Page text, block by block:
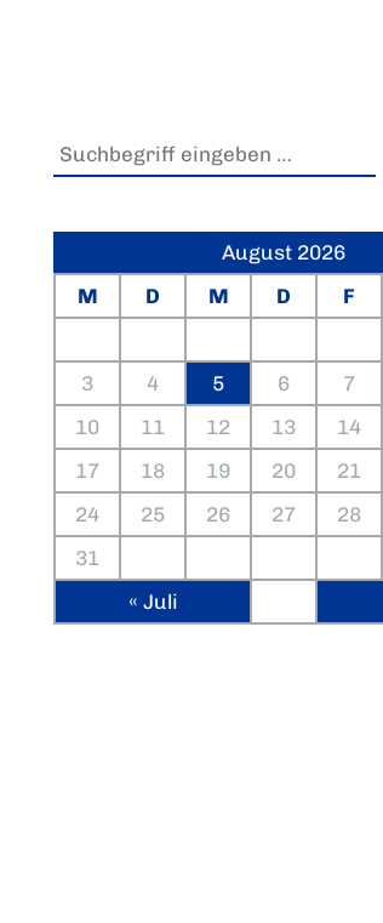
August 2026
M
D M D F
3
4 5 6 7
10
11 12 13 14
17
18 19 20 21
24
25 26 27 28
31
« Juli